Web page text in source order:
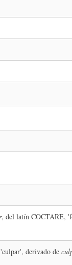
, del latín COCTARE,
derivado de